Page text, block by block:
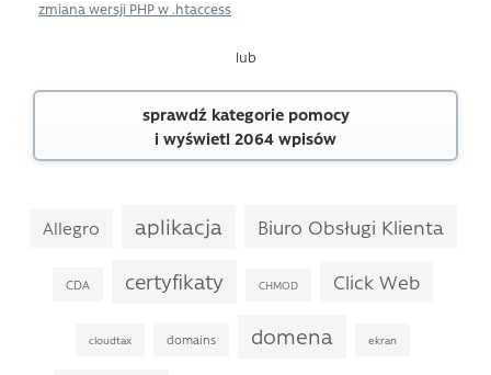
zmiana wersji PHP w .htaccess
lub
sprawdź kategorie pomocy
i wyświetl 2064 wpisów
Allegro aplikacja Biuro Obsługi Klienta
CDA certyfikaty CHMOD Click Web
cloudtax domains domena ekran